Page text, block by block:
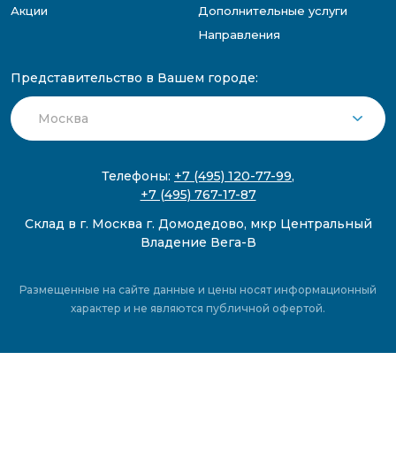
Акции
Дополнительные услуги
Направления
Представительство в Вашем городе:
Телефоны: +7 (495) 120-77-99,
+7 (495) 767-17-87
Склад в г. Москва г. Домодедово, мкр Центральный
Владение Вега-В
Размещенные на сайте данные и цены носят информационный
характер и не являются публичной офертой.